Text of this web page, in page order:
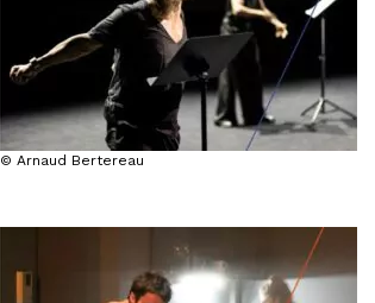
© Arnaud Bertereau